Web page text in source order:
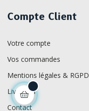
Compte Client
Votre compte
Vos commandes
Mentions légales & RGPD
Livraison
Contact